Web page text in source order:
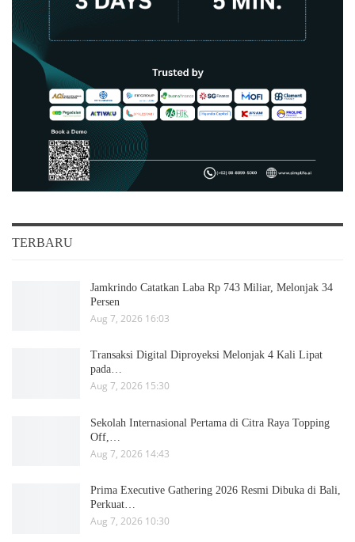
TERBARU
Jamkrindo Catatkan Laba Rp 743 Miliar, Melonjak 34
Persen
Aug 7, 2026 16:03
Transaksi Digital Diproyeksi Melonjak 4 Kali Lipat
pada…
Aug 7, 2026 15:30
Sekolah Internasional Pertama di Citra Raya Topping
Off,…
Aug 7, 2026 14:43
Prima Executive Gathering 2026 Resmi Dibuka di Bali,
Perkuat…
Aug 7, 2026 10:30